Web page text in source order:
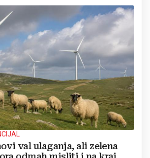
val ulaganja, ali zelena